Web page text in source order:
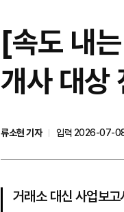
[속도 내
개사 대상
류소현 기자 입력 2026-07-
거래소 대신 사업보